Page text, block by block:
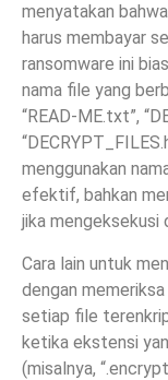
menyatakan
harus membayar
ransomware ini
nama file yang
“READ-ME.txt”,
menggunakan
efektif, bahkan
jika mengeksekusi
Cara lain untuk
dengan
setiap file
ketika ekstensi
(misalnya,